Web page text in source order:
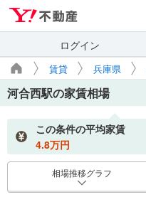
ログイン
賃貸 兵庫県
河合西駅の家賃相場
この条件の平均家賃
4.8万円
相場推移グラフ